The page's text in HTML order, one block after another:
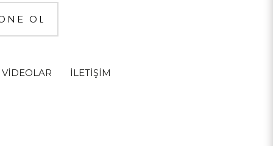
VİDEOLAR İLETİŞİM